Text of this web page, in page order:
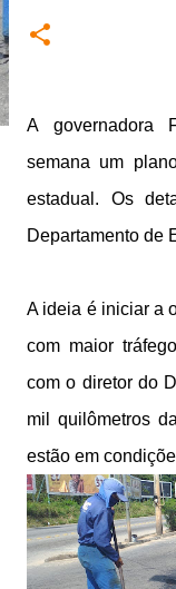
A governadora
semana um
estadual. Os
Departamento de
A ideia é iniciar a
com maior
com o diretor do
mil quilômetros
estão em